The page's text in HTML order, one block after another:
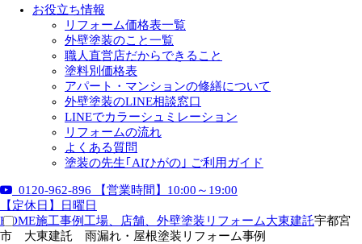
お役立ち情報
リフォーム価格表一覧
外壁塗装のこと一覧
職人直営店だからできること
塗料別価格表
アパート・マンションの修繕について
外壁塗装のLINE相談窓口
LINEでカラーシュミレーション
リフォームの流れ
よくある質問
塗装の先生｢AIひがの｣ ご利用ガイド
0120-962-896
【営業時間】10:00～19:00
【定休日】日曜日
HOME施工事例 工場、店舗、外壁塗装リフォーム大東建託宇都宮
市 大東建託 雨漏れ・屋根塗装リフォーム事例